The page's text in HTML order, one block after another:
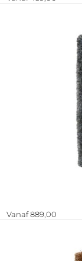
Vanaf 889,00